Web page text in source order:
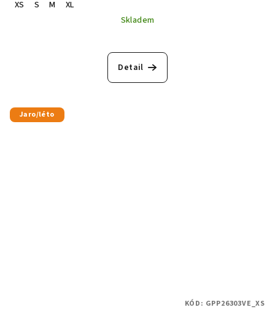
XS S M
XL
Skladem
Detail
Jaro/léto
KÓD: GPP26303VE_XS